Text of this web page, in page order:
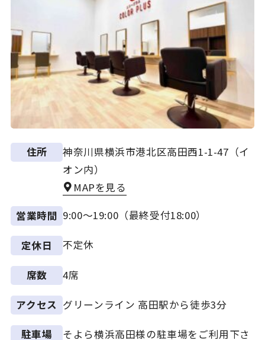
住所
神奈川県横浜市港北区高田西1-1-47（イ
オン内）
MAPを見る
営業時間 9:00～19:00（最終受付18:00）
定休日 不定休
席数 4席
アクセス グリーンライン 高田駅から徒歩3分
駐車場 そよら横浜高田様の駐車場をご利用下さ